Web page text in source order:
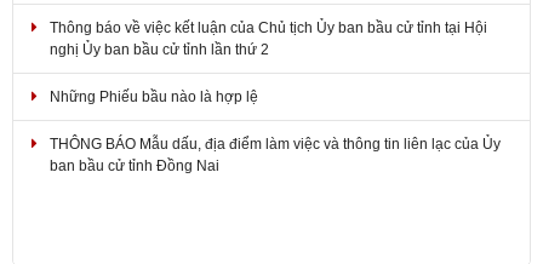
Thông báo về việc kết luận của Chủ tịch Ủy ban bầu cử tỉnh tại Hội
nghị Ủy ban bầu cử tỉnh lần thứ 2
Những Phiếu bầu nào là hợp lệ
THÔNG BÁO Mẫu dấu, địa điểm làm việc và thông tin liên lạc của Ủy
ban bầu cử tỉnh Đồng Nai